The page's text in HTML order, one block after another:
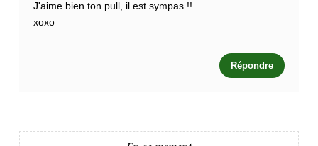
J'aime bien ton pull, il est sympas !!
xoxo
Répondre